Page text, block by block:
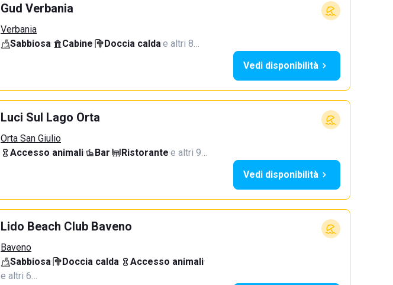
Gud Verbania
Verbania
Sabbiosa· Cabine· Doccia calda·e altri 8…
Vedi disponibilità
Luci Sul Lago Orta
Orta San Giulio
Accesso animali· Bar· Ristorante·e altri 9…
Vedi disponibilità
Lido Beach Club Baveno
Baveno
Sabbiosa· Doccia calda· Accesso animali·
e altri 6…